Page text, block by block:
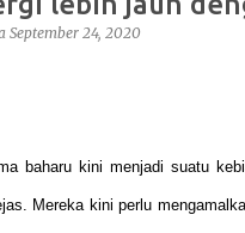
September 24, 2020
baharu kini menjadi suatu
Mereka kini perlu